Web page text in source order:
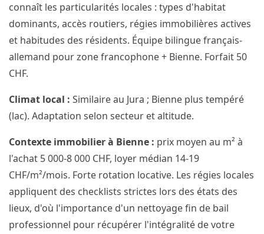
connaît les particularités locales : types d'habitat
dominants, accès routiers, régies immobilières actives
et habitudes des résidents. Équipe bilingue français-
allemand pour zone francophone + Bienne. Forfait 50
CHF.
Climat local : Similaire au Jura ; Bienne plus tempéré
(lac). Adaptation selon secteur et altitude.
Contexte immobilier à Bienne : prix moyen au m² à
l'achat 5 000-8 000 CHF, loyer médian 14-19
CHF/m²/mois. Forte rotation locative. Les régies locales
appliquent des checklists strictes lors des états des
lieux, d'où l'importance d'un nettoyage fin de bail
professionnel pour récupérer l'intégralité de votre